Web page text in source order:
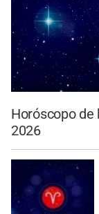
Horóscopo de
2026